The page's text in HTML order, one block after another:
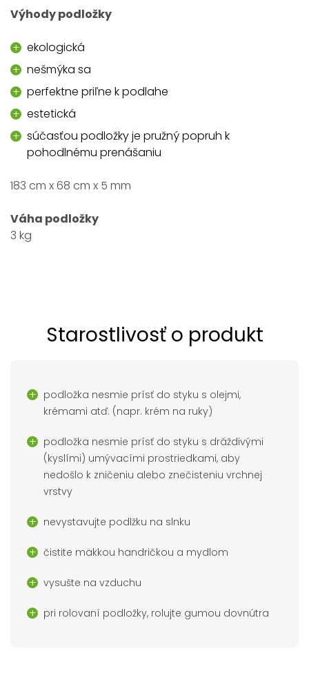
Výhody podložky
ekologická
nešmýka sa
perfektne priľne k podlahe
estetická
súčasťou podložky je pružný popruh k
pohodlnému prenášaniu
183 cm x 68 cm x 5 mm
Váha podložky
3 kg
Starostlivosť o produkt
podložka nesmie prísť do styku s olejmi,
krémami atď. (napr. krém na ruky)
podložka nesmie prísť do styku s dráždivými
(kyslími) umývacími prostriedkami, aby
nedošlo k zničeniu alebo znečisteniu vrchnej
vrstvy
nevystavujte podlžku na slnku
čistite mäkkou handričkou a mydlom
vysušte na vzduchu
pri rolovaní podložky, rolujte gumou dovnútra